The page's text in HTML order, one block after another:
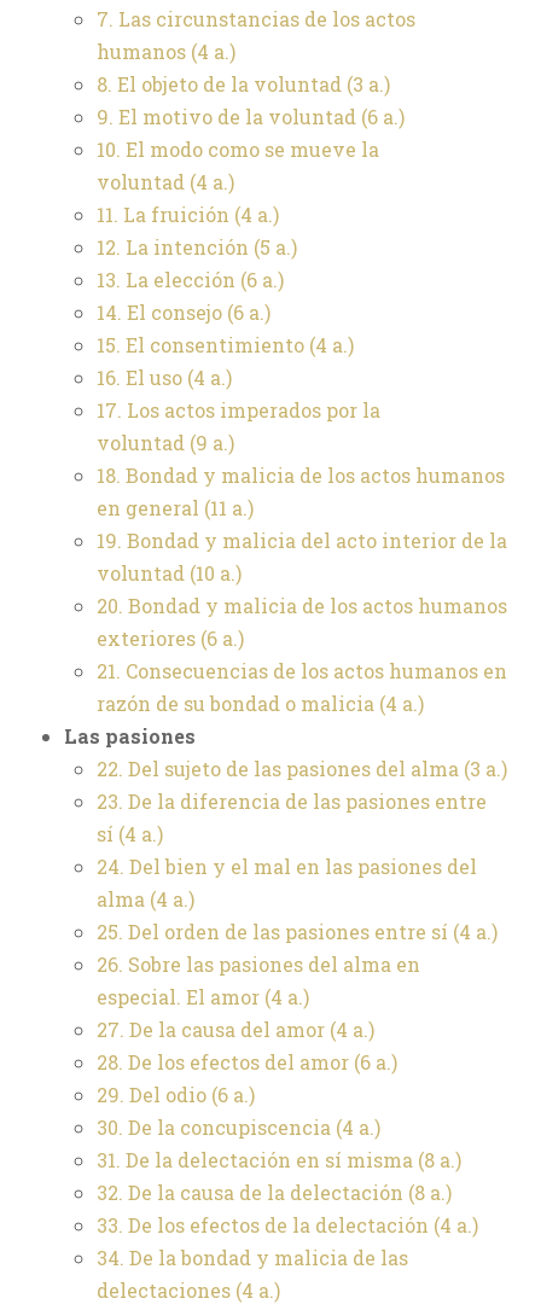
7. Las circunstancias de los actos
humanos (4 a.)
8. El objeto de la voluntad (3 a.)
9. El motivo de la voluntad (6 a.)
10. El modo como se mueve la
voluntad (4 a.)
11. La fruición (4 a.)
12. La intención (5 a.)
13. La elección (6 a.)
14. El consejo (6 a.)
15. El consentimiento (4 a.)
16. El uso (4 a.)
17. Los actos imperados por la
voluntad (9 a.)
18. Bondad y malicia de los actos humanos
en general (11 a.)
19. Bondad y malicia del acto interior de la
voluntad (10 a.)
20. Bondad y malicia de los actos humanos
exteriores (6 a.)
21. Consecuencias de los actos humanos en
razón de su bondad o malicia (4 a.)
Las pasiones
22. Del sujeto de las pasiones del alma (3 a.)
23. De la diferencia de las pasiones entre
sí (4 a.)
24. Del bien y el mal en las pasiones del
alma (4 a.)
25. Del orden de las pasiones entre sí (4 a.)
26. Sobre las pasiones del alma en
especial. El amor (4 a.)
27. De la causa del amor (4 a.)
28. De los efectos del amor (6 a.)
29. Del odio (6 a.)
30. De la concupiscencia (4 a.)
31. De la delectación en sí misma (8 a.)
32. De la causa de la delectación (8 a.)
33. De los efectos de la delectación (4 a.)
34. De la bondad y malicia de las
delectaciones (4 a.)